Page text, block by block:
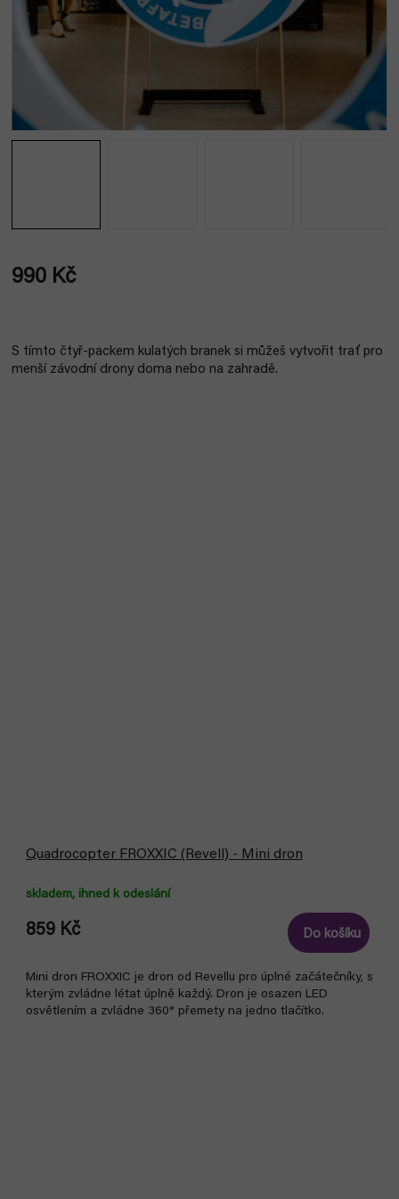
990 Kč
S tímto čtyř-packem kulatých branek si můžeš vytvořit trať pro
menší závodní drony doma nebo na zahradě.
Quadrocopter FROXXIC (Revell) - Mini dron
skladem, ihned k odeslání
859 Kč Do košíku
Mini dron FROXXIC je dron od Revellu pro úplné začátečníky, s
kterým zvládne létat úplně každý. Dron je osazen LED
osvětlením a zvládne 360° přemety na jedno tlačítko.